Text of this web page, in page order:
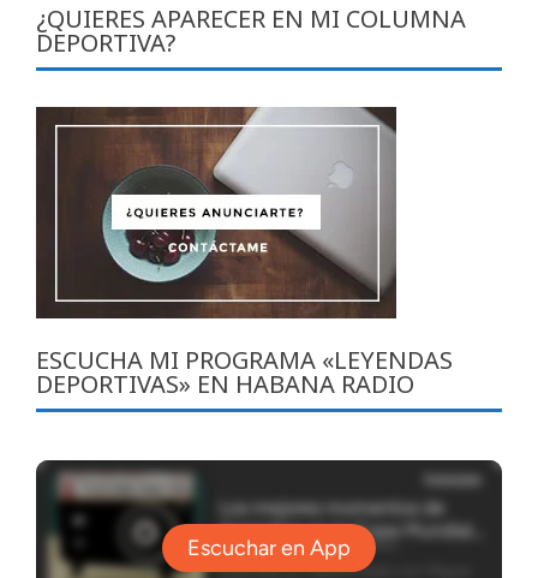
¿QUIERES APARECER EN MI COLUMNA
DEPORTIVA?
ESCUCHA MI PROGRAMA «LEYENDAS
DEPORTIVAS» EN HABANA RADIO